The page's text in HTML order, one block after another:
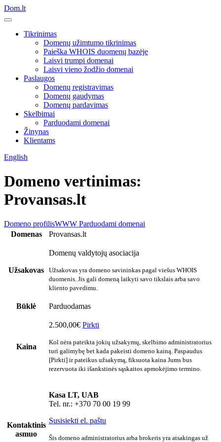
Dom.lt
Tikrinimas
Domenų užimtumo tikrinimas
Paieška WHOIS duomenų bazėje
Laisvi trumpi domenai
Laisvi vieno žodžio domenai
Paslaugos
Domenų registravimas
Domenų gaudymas
Domenų pardavimas
Skelbimai
Parduodami domenai
Žinynas
Klientams
English
Domeno vertinimas:
Provansas.lt
Domeno profilisWWW Parduodami domenai
Domenas
Provansas.lt
Užsakovas
Domenų valdytojų asociacija
Užsakovas yra domeno savininkas pagal viešus WHOIS
duomenis. Jis gali domeną laikyti savo tikslais arba savo
kliento pavedimu.
Būklė Parduodamas
Kaina
2.500,00€ Pirkti
Kol nėra pateikta jokių užsakymų, skelbimo administratorius
turi galimybę bet kada pakeisti domeno kainą. Paspaudus
[Pirkti] ir pateikus užsakymą, fiksuota kaina Jums bus
rezervuota iki išankstinės sąskaitos apmokėjimo termino.
Kontaktinis
asmuo
Kasa LT, UAB
Tel. nr.: +370 70 00 19 99
Susisiekti el. paštu
Šis domeno administratorius arba brokeris yra atsakingas už